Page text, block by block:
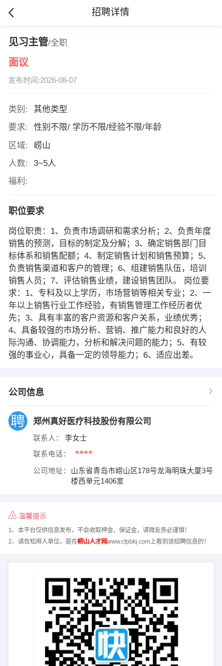
招聘详情
见习主管/全职
面议
发布时间:2026-08-07
类别:
其他类型
要求:
性别不限/ 学历不限/经验不限/年龄
区域:
崂山
人数:
3~5人
福利:
职位要求
岗位职责：1、负责市场调研和需求分析；2、负责年度
销售的预测，目标的制定及分解；3、确定销售部门目
标体系和销售配额；4、制定销售计划和销售预算；5、
负责销售渠道和客户的管理；6、组建销售队伍，培训
销售人员；7、评估销售业绩，建设销售团队。 岗位要
求：1、专科及以上学历，市场营销等相关专业；2、一
年以上销售行业工作经验，有销售管理工作经历者优
先；3、具有丰富的客户资源和客户关系，业绩优秀；
4、具备较强的市场分析、营销、推广能力和良好的人
际沟通、协调能力，分析和解决问题的能力；5、有较
强的事业心，具备一定的领导能力；6、适应出差。
公司信息
郑州真好医疗科技股份有限公司
联系人： 李女士
联系电话： ****
公司地址：
山东省青岛市崂山区178号龙海明珠大厦3号
楼西单元1406室
温馨提示
1、本平台仅供信息发布，不会收取押金、保证金，请微友务必谨慎！
2、请告知用人单位，是在崂山人才网www.cfpbkj.com上看到该招聘信息的！